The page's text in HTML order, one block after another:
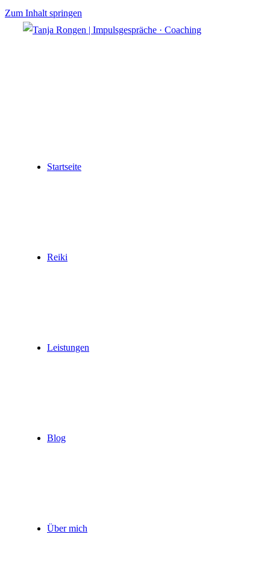
Zum Inhalt springen
Startseite
Reiki
Leistungen
Blog
Über mich